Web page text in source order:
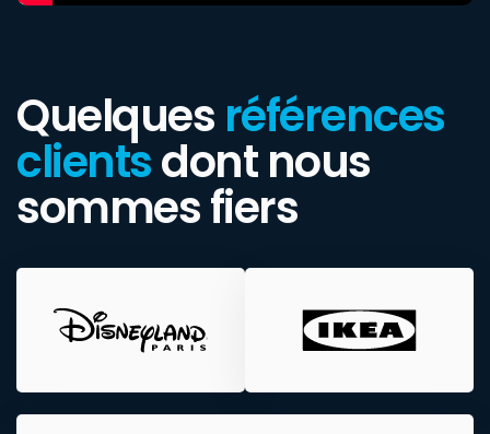
Quelques références
clientsdont nous
sommes fiers